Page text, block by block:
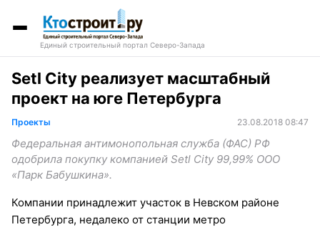
Единый строительный портал Северо-Запада
Setl City реализует масштабный
проект на юге Петербурга
Проекты 23.08.2018 08:47
Федеральная антимонопольная служба (ФАС) РФ
одобрила покупку компанией Setl City 99,99% ООО
«Парк Бабушкина».
Компании принадлежит участок в Невском районе
Петербурга, недалеко от станции метро